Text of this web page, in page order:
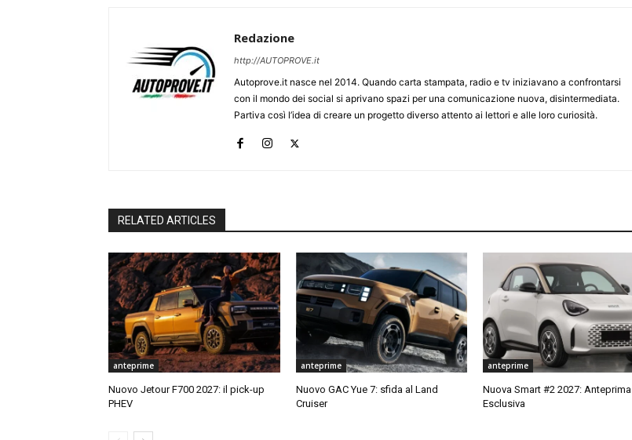
Redazione
http://AUTOPROVE.it
Autoprove.it nasce nel 2014. Quando carta stampata, radio e tv iniziavano a confrontarsi
con il mondo dei social si aprivano spazi per una comunicazione nuova, disintermediata.
Partiva così l’idea di creare un progetto diverso attento ai lettori e alle loro curiosità.
RELATED ARTICLES
anteprime
Nuovo Jetour F700 2027: il pick-up
PHEV
anteprime
Nuovo GAC Yue 7: sfida al Land
Cruiser
anteprime
Nuova Smart #2 2027: Anteprima
Esclusiva